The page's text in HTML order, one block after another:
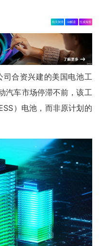
相关舆情 AI解读 生成海报
司合资兴建的美国电池工
汽车市场停滞不前，该工
）电池，而非原计划的